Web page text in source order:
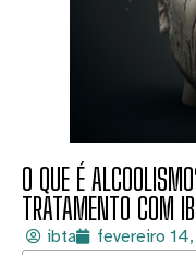
O QUE É
TRATAMENTO COM
ibta fevereiro